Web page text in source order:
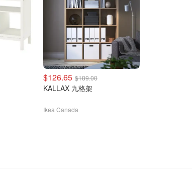
$126.65 $189.00
KALLAX 九格架
Ikea Canada